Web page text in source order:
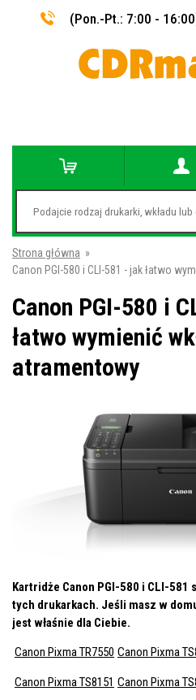
(Pon.-Pt.: 7:00 -
Strona główna »
Canon PGI-580 i CLI-581 - jak łatwo
Canon PGI-580 i
łatwo wymienić
atramentowy
Kartridże Canon PGI-580 i CLI-581
tych drukarkach. Jeśli masz w
jest właśnie dla Ciebie.
Canon Pixma TR7550 Canon Pixma
Canon Pixma TS8151 Canon Pixma